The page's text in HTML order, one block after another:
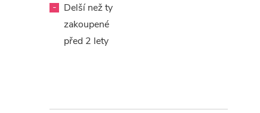
-
Delší než ty
zakoupené
před 2 lety